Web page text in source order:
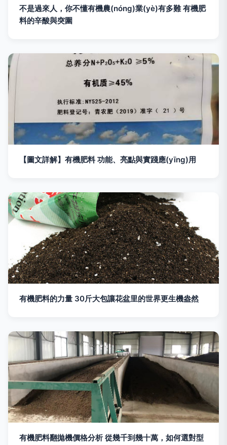
不是過來人，你不懂有機農(nóng)業(yè)有多難 有機肥
料的辛酸與突圍
【圖文詳解】有機肥料 功能、亮點與實踐應(yīng)用
有機肥料的力量 30斤大包讓花盆里的世界更生機盎然
有機肥料翻拋機價格分析 從幾千到幾十萬，如何選對型